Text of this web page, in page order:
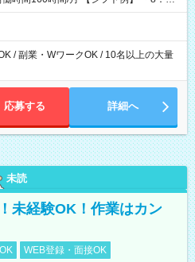
/ 副業・WワークOK / 10名以上の大量
応募する 詳細へ
未読
未経験OK！作業はカン
WEB登録・面接OK